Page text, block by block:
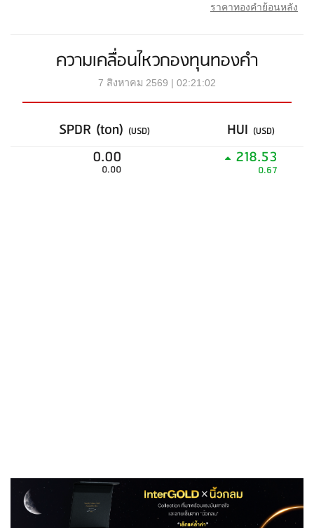
ราคาทองคำย้อนหลัง
ความเคลื่อนไหวกองทุนทองคำ
7 สิงหาคม 2569 | 02:21:02
SPDR (ton) (USD) HUI (USD)
0.00
0.00
218.53
0.67